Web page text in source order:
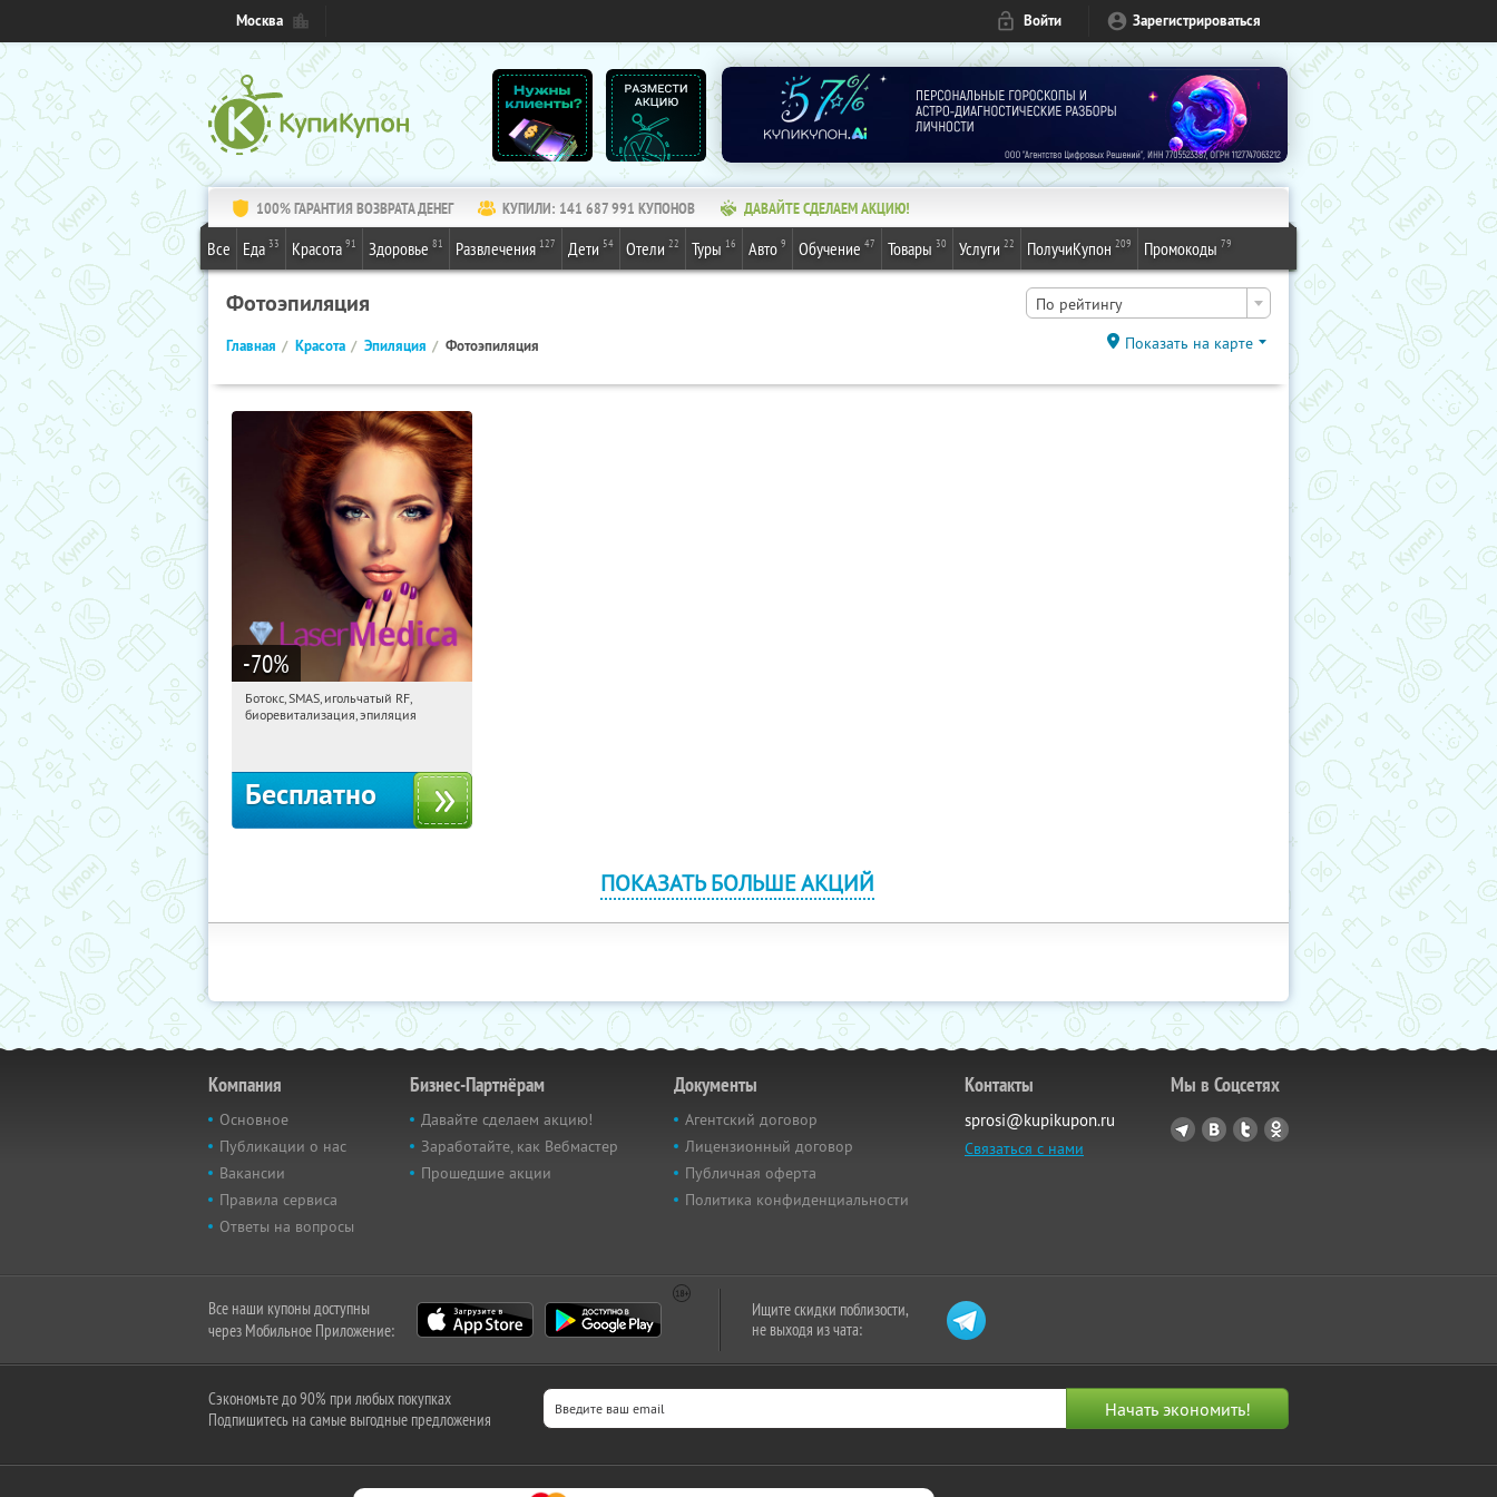
Москва Войти Зарегистрироваться
100% ГАРАНТИЯ ВОЗВРАТА ДЕНЕГ КУПИЛИ: 141 687 991 КУПОНОВ ДАВАЙТЕ СДЕЛАЕМ АКЦИЮ!
Все Еда 33 Красота 91 Здоровье 81 Развлечения 127 Дети 54 Отели 22 Туры 16 Авто 9 Обучение 47 Товары 30 Услуги 22 ПолучиКупон 209 Промокоды 79
Фотоэпиляция По рейтингу
Главная Красота Эпиляция Фотоэпиляция Показать на карте
-70%
19:25:36 Получили:
Ботокс, SMAS, игольчатый RF,
биоревитализация, эпиляция
Бесплатно
ПОКАЗАТЬ БОЛЬШЕ АКЦИЙ
Компания
Основное
Публикации о нас
Вакансии
Правила сервиса
Ответы на вопросы
Бизнес-Партнёрам
Давайте сделаем акцию!
Заработайте, как Вебмастер
Прошедшие акции
Документы
Агентский договор
Лицензионный договор
Публичная оферта
Политика конфиденциальности
Контакты
sprosi@kupikupon.ru
Связаться с нами
Мы в Соцсетях
Все наши купоны доступны
через Мобильное Приложение:
Ищите скидки поблизости,
не выходя из чата:
Сэкономьте до 90% при любых покупках
Подпишитесь на самые выгодные предложения